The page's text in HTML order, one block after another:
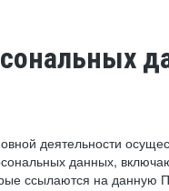
деятельности
данных,
ссылаются на данную